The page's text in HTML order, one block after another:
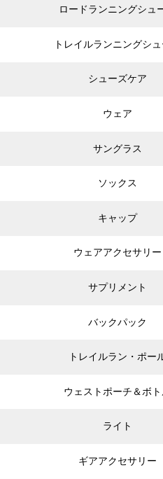
ロードランニングシュ
トレイルランニングシ
シューズケア
ウェア
サングラス
ソックス
キャップ
ウェアアクセサリー
サプリメント
バックパック
トレイルラン・ポー
ウェストポーチ＆ボ
ライト
ギアアクセサリー